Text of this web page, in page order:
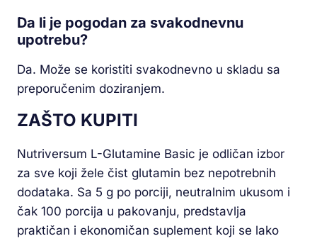
Da li je pogodan za svakodnevnu
upotrebu?
Da. Može se koristiti svakodnevno u skladu sa
preporučenim doziranjem.
ZAŠTO KUPITI
Nutriversum L-Glutamine Basic je odličan izbor
za sve koji žele čist glutamin bez nepotrebnih
dodataka. Sa 5 g po porciji, neutralnim ukusom i
čak 100 porcija u pakovanju, predstavlja
praktičan i ekonomičan suplement koji se lako